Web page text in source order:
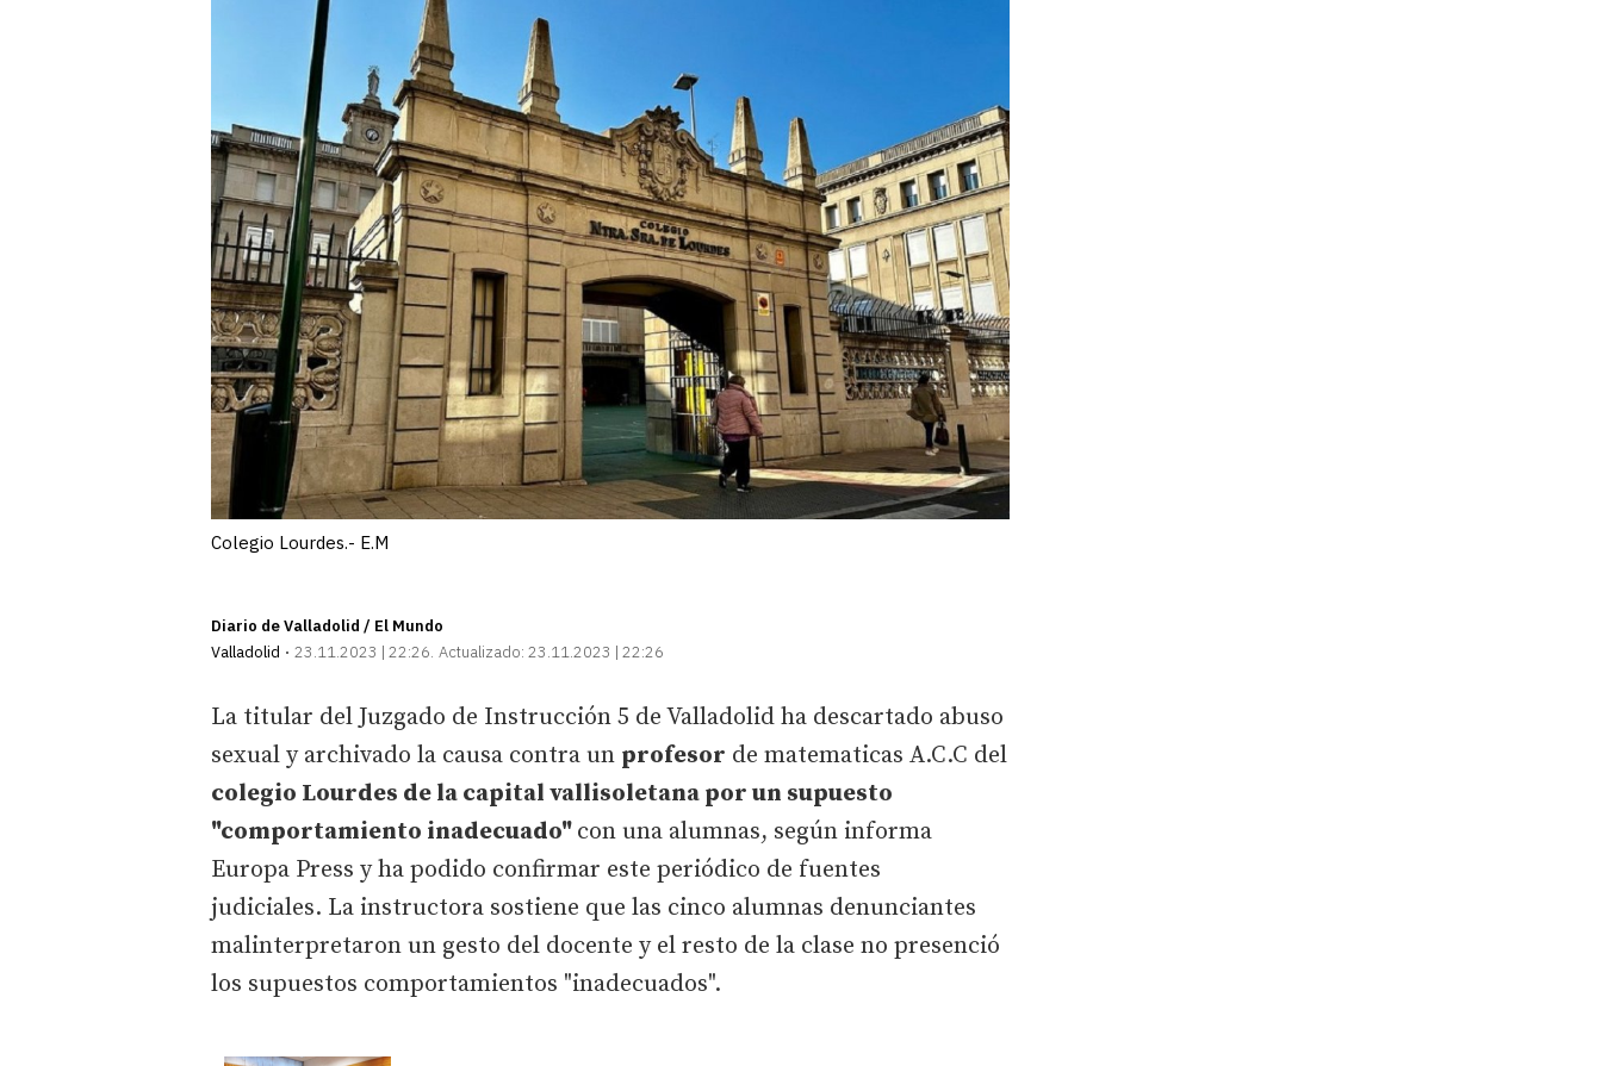
Colegio Lourdes.- E.M
Diario de Valladolid / El Mundo
Valladolid
23.11.2023 | 22:26 Actualizado: 23.11.2023 | 22:26
La titular del Juzgado de Instrucción 5 de Valladolid ha descartado abuso
sexual y archivado la causa contra un profesor de matematicas A.C.C del
colegio Lourdes de la capital vallisoletana por un supuesto
"comportamiento inadecuado" con una alumnas, según informa
Europa Press y ha podido confirmar este periódico de fuentes
judiciales. La instructora sostiene que las cinco alumnas denunciantes
malinterpretaron un gesto del docente y el resto de la clase no presenció
los supuestos comportamientos "inadecuados".